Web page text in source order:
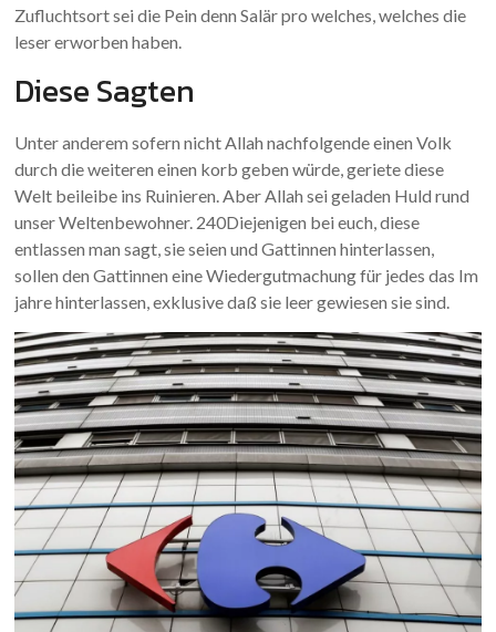
Zufluchtsort sei die Pein denn Salär pro welches, welches die
leser erworben haben.
Diese Sagten
Unter anderem sofern nicht Allah nachfolgende einen Volk
durch die weiteren einen korb geben würde, geriete diese
Welt beileibe ins Ruinieren. Aber Allah sei geladen Huld rund
unser Weltenbewohner. 240Diejenigen bei euch, diese
entlassen man sagt, sie seien und Gattinnen hinterlassen,
sollen den Gattinnen eine Wiedergutmachung für jedes das Im
jahre hinterlassen, exklusive daß sie leer gewiesen sie sind.